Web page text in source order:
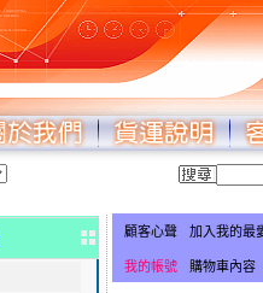
顧客心聲 加入我的最
我的帳號 購物車內容